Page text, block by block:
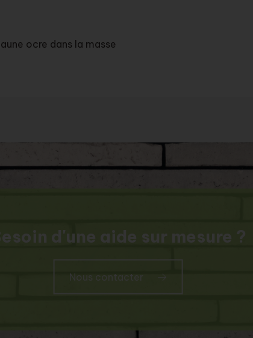
ocre dans la masse
d'une aide sur mesure ?
Nous contacter